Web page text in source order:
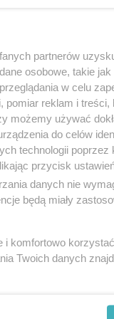
naszym
12.30 w Kaplicy
żałobna
na
partnerów
osobowe, takie jak
w celu
reklam i treści,
możemy używać
do celów
technologii poprzez
przycisk
danych nie
będą miały
i komfortowo
Twoich danych